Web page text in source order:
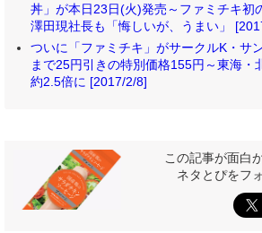
丼」が本日23日(火)発売～ファミチキ初
澤田現社長も「悔しいが、うまい」
ついに「ファミチキ」がサークルK・サ
まで25円引きの特別価格155円～東海・
約2.5倍に [2017/2/8]
この記事が面白
ネタとぴをフ